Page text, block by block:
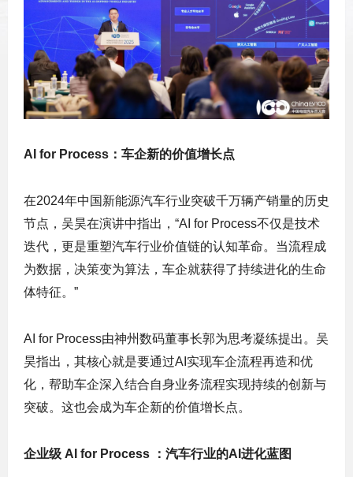
AI for Process： 车企新的价值增长点
在2024年中国新能源汽车行业突破千万辆产销量的历史
节点，吴昊在演讲中指出，“AI for Process不仅是技术
迭代，更是重塑汽车行业价值链的认知革命。当流程成
为数据，决策变为算法，车企就获得了持续进化的生命
体特征。”
AI for Process由神州数码董事长郭为思考凝练提出。吴
昊指出，其核心就是要通过AI实现车企流程再造和优
化，帮助车企深入结合自身业务流程实现持续的创新与
突破。这也会成为车企新的价值增长点。
企业级 AI for Process ：汽车行业的AI进化蓝图